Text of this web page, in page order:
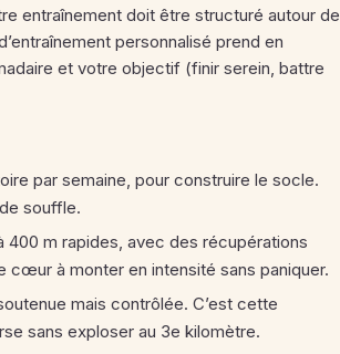
entraînement doit être structuré autour de
personnalisé prend en
et votre objectif (finir serein, battre
par semaine, pour construire le socle.
souffle.
m rapides, avec des récupérations
à monter en intensité sans paniquer.
mais contrôlée. C’est cette
sans exploser au 3e kilomètre.